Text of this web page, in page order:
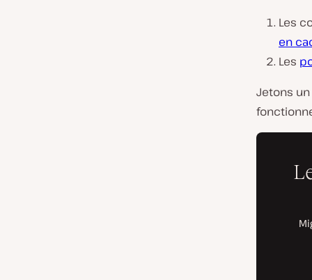
Les
en
Les
Jetons